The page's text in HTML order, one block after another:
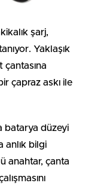
şarj,
Yaklaşık
çantasına
çapraz askı ile
batarya düzeyi
anlık bilgi
anahtar, çanta